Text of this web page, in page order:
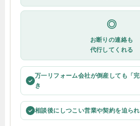
◎
お断りの連絡も
代行してくれる
✓
万一リフォーム会社が倒産しても「
き
✓ 相談後にしつこい営業や契約を迫ら